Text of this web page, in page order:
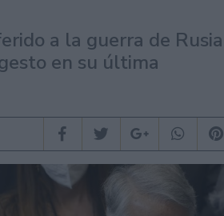
a la guerra de Rusia
en su última